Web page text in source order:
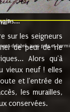
de 880 livre louis
9.
delabré, avec près et
sur les seigneurs
de peur de ne
Alors qu'à
vieux neuf ! elles
et l'entrée de
les murailles,
conservées.